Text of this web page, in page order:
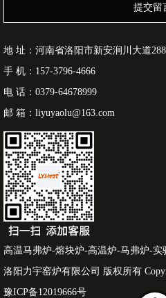
提交留
地 址：河南省洛阳市新安涧川大道
手 机：157-3796-4666
电 话：0379-64678999
邮 箱：liyuyaolu@163.com
高温马弗炉-熔块炉-高温炉-马弗炉-
洛阳力宇窑炉有限公司 版权所有
豫ICP备12019666号